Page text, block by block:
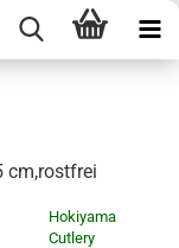
cm,rostfrei
Hokiyama
Cutlery